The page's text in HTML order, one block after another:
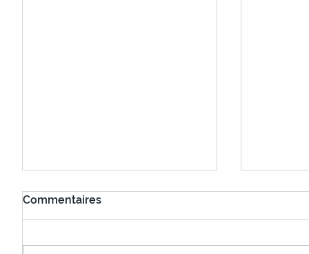
Commentaires